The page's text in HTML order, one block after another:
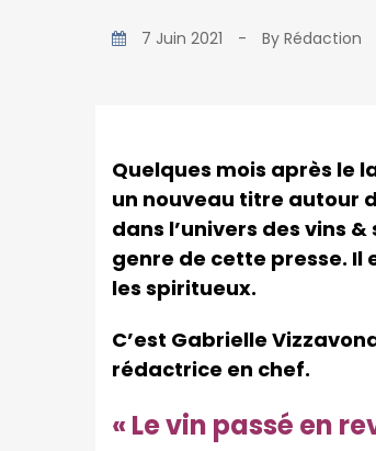
7 Juin 2021 - By Rédaction
Quelques mois après le
un nouveau titre autour
dans l’univers des vins &
genre de cette presse. Il
les spiritueux.
C’est Gabrielle
rédactrice en chef.
« Le vin passé en